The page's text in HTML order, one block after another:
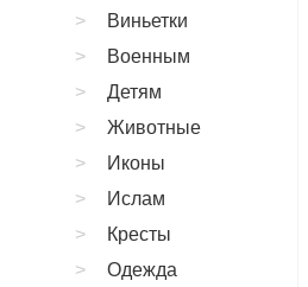
Виньетки
Военным
Детям
Животные
Иконы
Ислам
Кресты
Одежда